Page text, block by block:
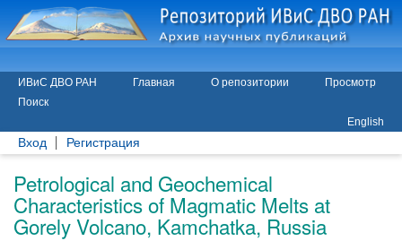
ИВиС ДВО РАН Главная О репозитории
Просмотр
Поиск
English
Вход Регистрация
Petrological and Geochemical
Characteristics of Magmatic Melts at
Gorely Volcano, Kamchatka, Russia